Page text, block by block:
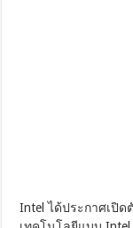
Intel ได้ประกาศเปิดตั